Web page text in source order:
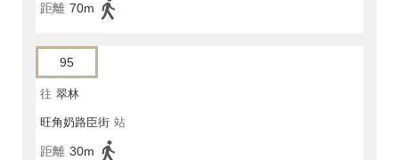
距離 70m
95
往 翠林
旺角奶路臣街 站
距離 30m